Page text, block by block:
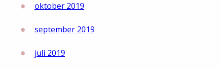
oktober 2019
september 2019
juli 2019